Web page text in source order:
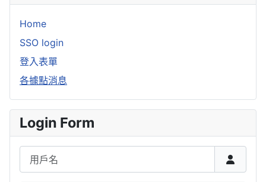
Home
SSO login
登入表單
各據點消息
Login Form
用戶名